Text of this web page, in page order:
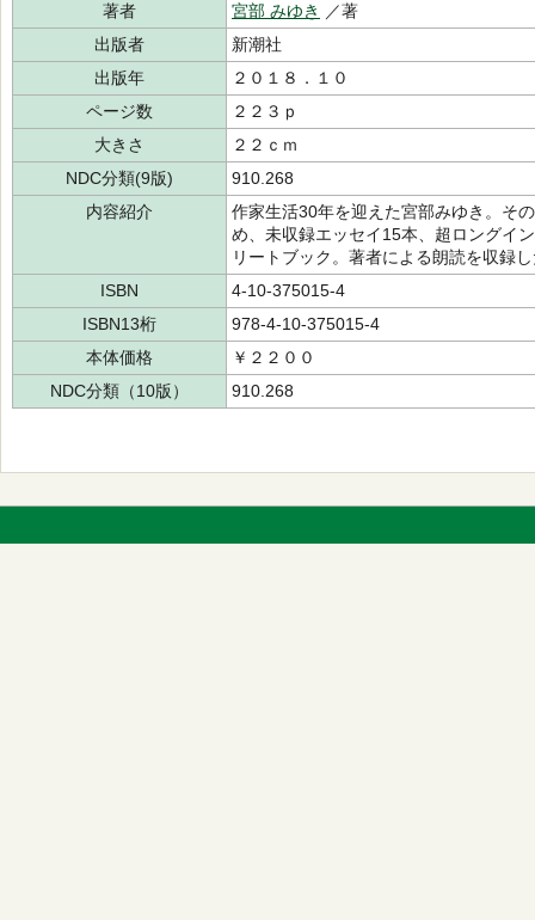
著者
宮部 みゆき
／著
出版者
新潮社
出版年
２０１８．１０
ページ数
２２３ｐ
大きさ
２２ｃｍ
NDC分類(9版)
910.268
内容紹介
作家生活30年を迎えた宮部みゆき。そ
め、未収録エッセイ15本、超ロングイ
リートブック。著者による朗読を収録
ISBN
4-10-375015-4
ISBN13桁
978-4-10-375015-4
本体価格
￥２２００
NDC分類（10版）
910.268